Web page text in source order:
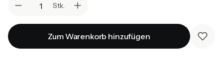
Stk.
Zum Warenkorb hinzufügen